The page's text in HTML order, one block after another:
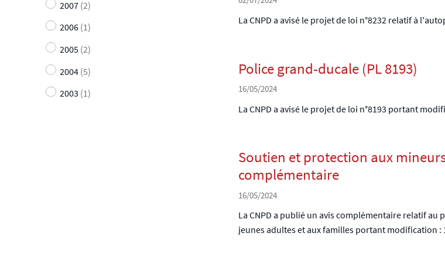
2007 (2)
2006 (1)
2005 (2)
2004 (5)
2003 (1)
La CNPD a avisé le projet de loi n°8232 relatif à
Police grand-ducale (PL 8193)
16/05/2024
La CNPD a avisé le projet de loi n°8193 portant
Soutien et protection aux
complémentaire
16/05/2024
La CNPD a publié un avis complémentaire relatif
jeunes adultes et aux familles portant modification :